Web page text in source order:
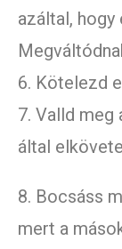
azáltal, hogy
6. Kötelezd
7. Valld meg
által
8. Bocsáss
mert a